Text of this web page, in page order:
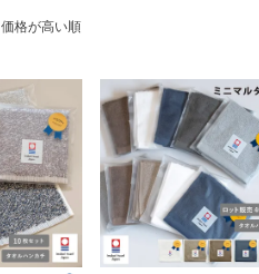
価格が高い順